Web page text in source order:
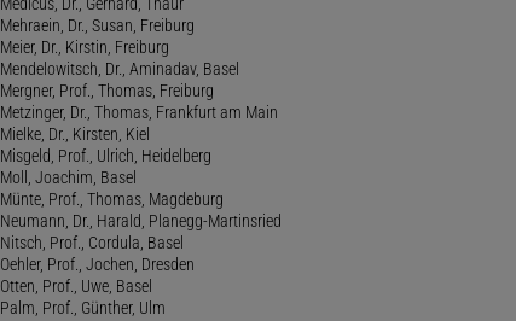
Mehraein, Dr., Susan, Freiburg
Meier, Dr., Kirstin, Freiburg
Mendelowitsch, Dr., Aminadav, Basel
Mergner, Prof., Thomas, Freiburg
Metzinger, Dr., Thomas, Frankfurt am Main
Mielke, Dr., Kirsten, Kiel
Misgeld, Prof., Ulrich, Heidelberg
Moll, Joachim, Basel
Münte, Prof., Thomas, Magdeburg
Neumann, Dr., Harald, Planegg-Martinsried
Nitsch, Prof., Cordula, Basel
Oehler, Prof., Jochen, Dresden
Otten, Prof., Uwe, Basel
Palm, Prof., Günther, Ulm